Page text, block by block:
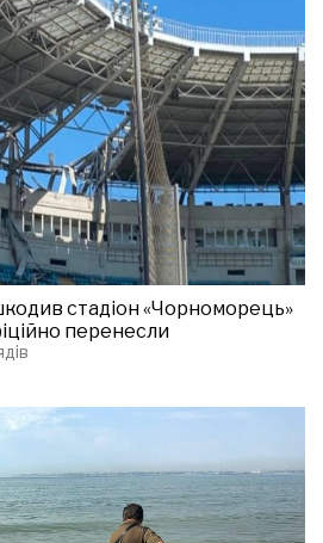
стадіон «Чорноморець»
перенесли